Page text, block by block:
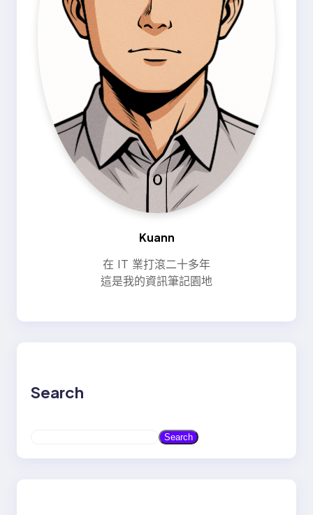
Kuann
在 IT 業打滾二十多年
這是我的資訊筆記園地
Search
Search